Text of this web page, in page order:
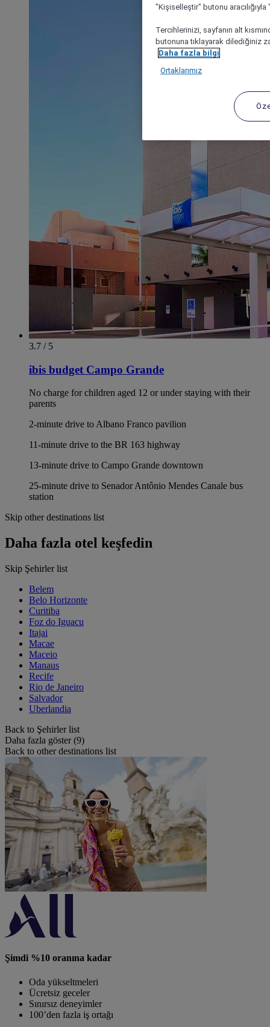
3.7 / 5
ibis budget Campo Grande
No charge for children aged 12 or under staying with their
parents
2-minute drive to Albano Franco pavilion
11-minute drive to the BR 163 highway
13-minute drive to Campo Grande downtown
25-minute drive to Senador Antônio Mendes Canale bus
station
Skip other destinations list
Daha fazla otel keşfedin
Skip Şehirler list
Belem
Belo Horizonte
Curitiba
Foz do Iguacu
Itajai
Macae
Maceio
Manaus
Recife
Rio de Janeiro
Salvador
Uberlandia
Back to Şehirler list
Daha fazla göster (9)
Back to other destinations list
Şimdi %10 oranına kadar
Oda yükseltmeleri
Ücretsiz geceler
Sınırsız deneyimler
100’den fazla iş ortağı
"Kişiselleştir" butonu
Tercihlerinizi, sayfanın alt
butonuna tıklayarak dilediğiniz
Daha fazla bilgi
Ortaklarımız